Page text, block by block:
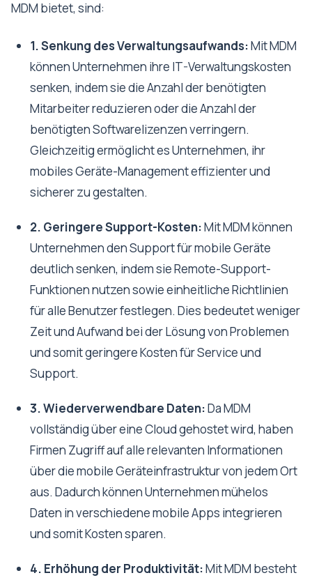
MDM bietet, sind:
1. Senkung des Verwaltungsaufwands:Mit MDM
können Unternehmen ihre IT-Verwaltungskosten
senken, indem sie die Anzahl der benötigten
Mitarbeiter reduzieren oder die Anzahl der
benötigten Softwarelizenzen verringern.
Gleichzeitig ermöglicht es Unternehmen, ihr
mobiles Geräte-Management effizienter und
sicherer zu gestalten.
2. Geringere Support-Kosten:Mit MDM können
Unternehmen den Support für mobile Geräte
deutlich senken, indem sie Remote-Support-
Funktionen nutzen sowie einheitliche Richtlinien
für alle Benutzer festlegen. Dies bedeutet weniger
Zeit und Aufwand bei der Lösung von Problemen
und somit geringere Kosten für Service und
Support.
3. Wiederverwendbare Daten:Da MDM
vollständig über eine Cloud gehostet wird, haben
Firmen Zugriff auf alle relevanten Informationen
über die mobile Geräteinfrastruktur von jedem Ort
aus. Dadurch können Unternehmen mühelos
Daten in verschiedene mobile Apps integrieren
und somit Kosten sparen.
4. Erhöhung der Produktivität:Mit MDM besteht